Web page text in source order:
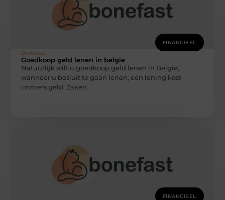
FINANCIEEL
Bonefast
Goedkoop geld lenen in belgie
Natuurlijk wilt u goedkoop geld lenen in Belgie,
wanneer u besluit te gaan lenen, een lening kost
immers geld. Zaken
FINANCIEEL